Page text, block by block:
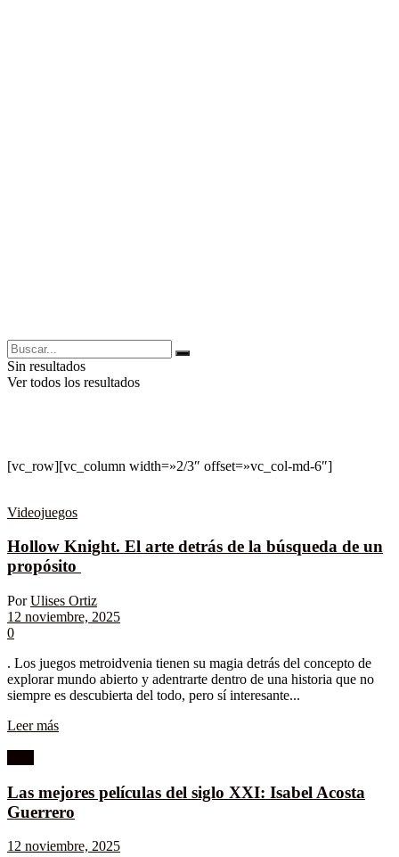
Sin resultados
Ver todos los resultados
[vc_row][vc_column width=»2/3″ offset=»vc_col-md-6″]
Videojuegos
Hollow Knight. El arte detrás de la búsqueda de un
propósito
Por Ulises Ortiz
12 noviembre, 2025
0
. Los juegos metroidvenia tienen su magia detrás del concepto de
explorar mundo abierto y adentrarte dentro de una historia que no
siempre es descubierta del todo, pero sí interesante...
Leer más
Las mejores películas del siglo XXI: Isabel Acosta
Guerrero
12 noviembre, 2025